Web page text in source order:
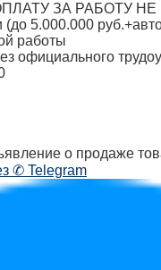
ЗА РАБОТУ
5.000.000
работы
официального
о продаже
✆ Telegram